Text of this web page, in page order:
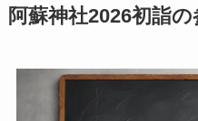
阿蘇神社2026初詣の